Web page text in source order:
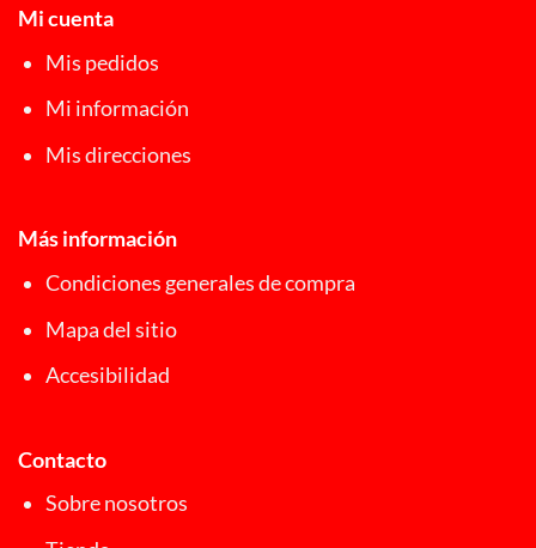
Mi cuenta
Mis pedidos
Mi información
Mis direcciones
Más información
Condiciones generales de compra
Mapa del sitio
Accesibilidad
Contacto
Sobre nosotros